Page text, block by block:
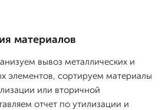
материалов
вывоз металлических и
элементов, сортируем материалы
или вторичной
отчет по утилизации и